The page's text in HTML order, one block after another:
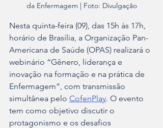
da Enfermagem | Foto: Divulgação
Nesta quinta-feira (09), das 15h às 17h,
horário de Brasília, a Organização Pan-
Americana de Saúde (OPAS) realizará o
webinário “Gênero, liderança e
inovação na formação e na prática de
Enfermagem”, com transmissão
simultânea pelo CofenPlay. O evento
tem como objetivo discutir o
protagonismo e os desafios